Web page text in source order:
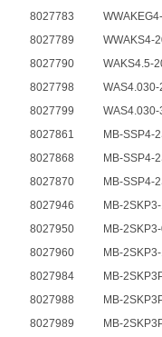
8027783
8027789
WWAKS4-
8027790
WAKS4.5-
8027798
8027799
8027861
MB-SSP4-
8027868
MB-SSP4-
8027870
MB-SSP4-
8027946
MB-
8027950
MB-
8027960
MB-
8027984
MB-
8027988
MB-
8027989
MB-